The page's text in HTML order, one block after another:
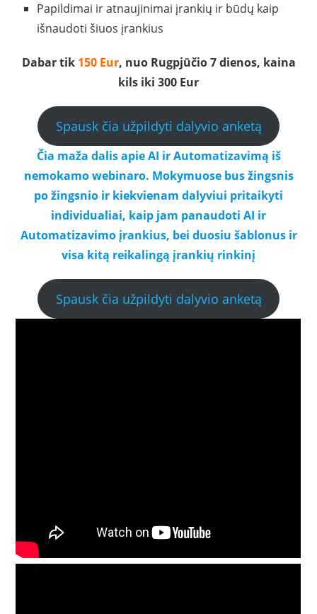
Papildimai ir atnaujinimai įrankių ir būdų kaip
išnaudoti šiuos įrankius
Dabar tik150 Eur, nuo Rugpjūčio 7 dienos, kaina
kils iki 300 Eur
Spausk čia užpildyti dalyvio anketą
Čia maža dalis apie AI ir Automatizavimą iš
nemokamo webinaro. Mokymuose bus žingsnis
po žingsnio ir kiekvienam dalyviui pritaikyti
individualiai, kaip jam panaudoti AI ir
Automatizavimo įrankius, bei duosiu šablonus ir
visa kitą reikalingą įrankių rinkinį
Spausk čia užpildyti dalyvio anketą